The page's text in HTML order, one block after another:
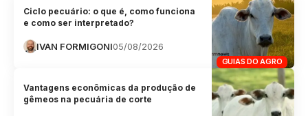
GUIAS DO AGRO
Ciclo pecuário: o que é, como funciona
e como ser interpretado?
IVAN FORMIGONI05/08/2026
Vantagens econômicas da produção de
gêmeos na pecuária de corte